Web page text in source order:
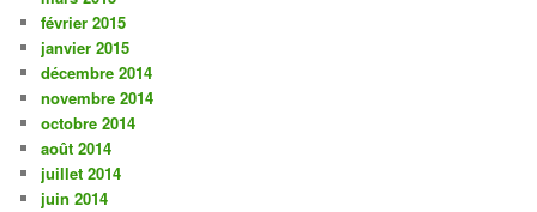
février 2015
janvier 2015
décembre 2014
novembre 2014
octobre 2014
août 2014
juillet 2014
juin 2014